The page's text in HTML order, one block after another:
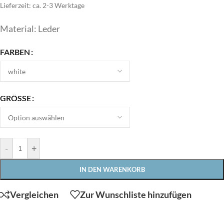
Lieferzeit: ca. 2-3 Werktage
Material: Leder
FARBEN
GRÖSSE
- +
IN DEN WARENKORB
Vergleichen Zur Wunschliste hinzufügen